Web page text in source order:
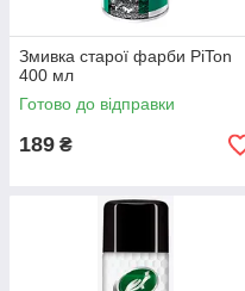
Змивка старої фарби PiTon
400 мл
Готово до відправки
189 ₴